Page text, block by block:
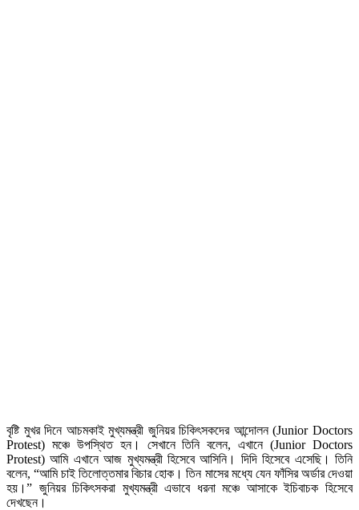
বৃষ্টি মুখর দিনে আচমকাই মুখ্যমন্ত্রী জুনিয়র চিকিৎসকদের আন্দোলন (Junior Doctors
Protest) মঞ্চে উপস্থিত হন। সেখানে তিনি বলেন, এখানে (Junior Doctors
Protest) আমি এখানে আজ মুখ্যমন্ত্রী হিসেবে আসিনি। দিদি হিসেবে এসেছি। তিনি
বলেন, “আমি চাই তিলোত্তমার বিচার হোক। তিন মাসের মধ্যে যেন ফাঁসির অর্ডার দেওয়া
হয়।” জুনিয়র চিকিৎসকরা মুখ্যমন্ত্রী এভাবে ধরনা মঞ্চে আসাকে ইচিবাচক হিসেবে
দেখছেন।